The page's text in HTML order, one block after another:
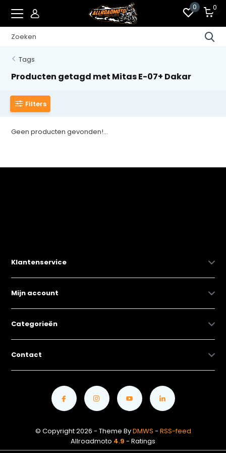
0 0
Tags
Producten getagd met Mitas E-07+ Dakar
Filters
Geen producten gevonden!...
Klantenservice
Mijn account
Categorieën
Contact
© Copyright 2026 - Theme ByDMWS - RSS-feed
Allroadmoto 4.9 - Ratings